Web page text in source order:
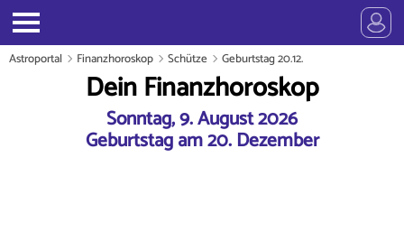
Astroportal Finanzhoroskop Schütze Geburtstag 20.12.
Dein Finanzhoroskop
Sonntag, 9. August 2026
Geburtstag am 20. Dezember